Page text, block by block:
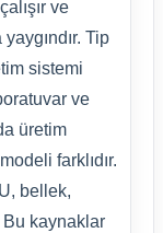
ve
Tip
sistemi
ve
üretim
farklıdır.
bellek,
Bu kaynaklar